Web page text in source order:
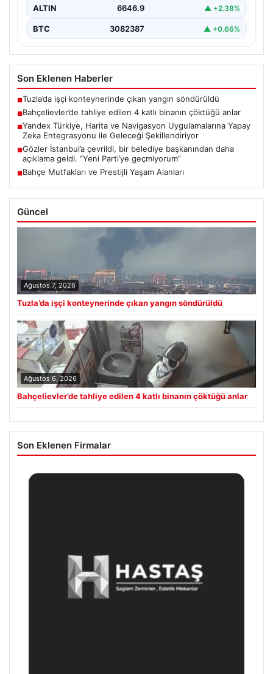
ALTIN 6646.9 ▲ +2.38%
BTC 3082387 ▲ +0.66%
Son Eklenen Haberler
■Tuzla’da işçi konteynerinde çıkan yangın söndürüldü
■Bahçelievler’de tahliye edilen 4 katlı binanın çöktüğü anlar
■Yandex Türkiye, Harita ve Navigasyon Uygulamalarına Yapay
Zeka Entegrasyonu ile Geleceği Şekillendiriyor
■Gözler İstanbul’a çevrildi, bir belediye başkanından daha
açıklama geldi. “Yeni Parti’ye geçmiyorum”
■Bahçe Mutfakları ve Prestijli Yaşam Alanları
Güncel
Ağustos 7, 2026
Tuzla’da işçi konteynerinde çıkan yangın söndürüldü
Ağustos 6, 2026
Bahçelievler’de tahliye edilen 4 katlı binanın çöktüğü anlar
Son Eklenen Firmalar